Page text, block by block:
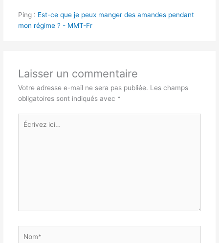
Ping : Est-ce que je peux manger des amandes pendant
mon régime ? - MMT-Fr
Laisser un commentaire
Votre adresse e-mail ne sera pas publiée. Les champs
obligatoires sont indiqués avec *
Écrivez
ici…